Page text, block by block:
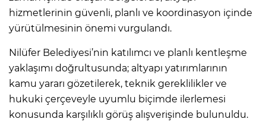
hizmetlerinin güvenli, planlı ve koordinasyon içinde
yürütülmesinin önemi vurgulandı.
Nilüfer Belediyesi’nin katılımcı ve planlı kentleşme
yaklaşımı doğrultusunda; altyapı yatırımlarının
kamu yararı gözetilerek, teknik gereklilikler ve
hukuki çerçeveyle uyumlu biçimde ilerlemesi
konusunda karşılıklı görüş alışverişinde bulunuldu.